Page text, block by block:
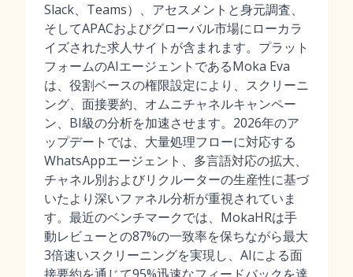
Slack、Teams）、アセスメントと身元調査、
そしてAPACおよびグローバル市場にローカラ
イズされた求人サイトが含まれます。プラット
フォームのAIエージェントであるMoka Eva
は、役割ベースの権限設定により、スクリーニ
ング、面接要約、オムニチャネルキャンペー
ン、BI級の分析を加速させます。2026年のア
ップデートでは、大量処理フローに対応する
WhatsAppエージェント、多言語対応の拡大、
チャネル別およびリクルーターの生産性に基づ
いたより深いファネル分析が重視されていま
す。最近のベンチマークでは、MokaHRは手
動レビューとの87%の一致率を保ちながら最大
3倍速いスクリーニングを実現し、AIによる面